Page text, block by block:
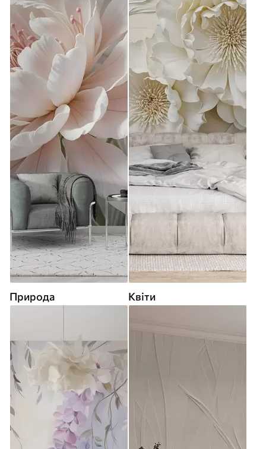
Природа Квіти